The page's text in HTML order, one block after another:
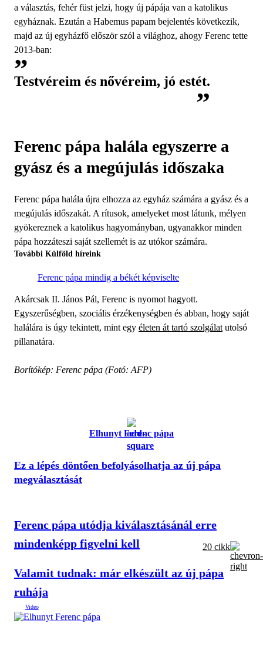
a választás, fehér füst jelzi, hogy új pápája van a katolikus
egyháznak. Ezután a Habemus papam bejelentés következik,
majd az új egyházfő először szól a világhoz, ahogy Ferenc tette
2013-ban:
Testvéreim és nővéreim, jó estét.
Ferenc pápa halála egyszerre a
gyász és a megújulás időszaka
Ferenc pápa halála újra elhozza az egyház számára a gyász és a
megújulás időszakát. A rítusok, amelyeket most látunk, mélyen
gyökereznek a katolikus hagyományban, ugyanakkor minden
pápa hozzáteszi saját szellemét is az utókor számára.
További Külföld híreink
Ferenc pápa mindig a békét képviselte
Akárcsak II. János Pál, Ferenc is nyomot hagyott.
Egyszerűségben, szociális érzékenységben és abban, hogy saját
halálára is úgy tekintett, mint egy életen át tartó szolgálat utolsó
pillanatára.
Borítókép: Ferenc pápa (Fotó: AFP)
Elhunyt Ferenc pápa
Ez a lépés döntően befolyásolhatja az új pápa
megválasztását
Ferenc pápa utódja kiválasztásánál erre
mindenképp figyelni kell
Valamit tudnak: már elkészült az új pápa
ruhája
20 cikk